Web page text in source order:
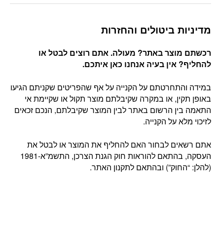
מדיניות ביטולים והחזרות
רכשתם מוצר באתר? מעולה. אתם רוצים לבטל או
להחליף? אין בעיה אנחנו כאן איתכם.
במידה והתחרטתם על הקנייה על אף שהפריטים שקניתם הגיעו
באופן תקין, או במקרה שקיבלתם מוצר תקול או שקיימת אי
התאמה בין הרשום באתר לבין המוצר שקיבלתם, הנכם זכאים
לזיכוי מלא על הקנייה.
אתם רשאים לבחור האם להחליף את המוצר או לבטל את
העסקה, בהתאם להוראות חוק הגנת הצרכן, התשמ”א-1981
(להלן: “החוק”) ובהתאם לתקנון האתר.